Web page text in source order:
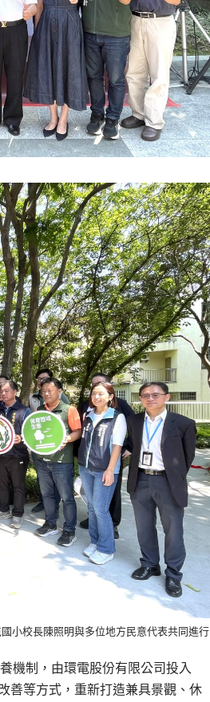
小校長陳照明與多位地方民意代表共同進行
機制，由環電股份有限公司投入
善等方式，重新打造兼具景觀、休